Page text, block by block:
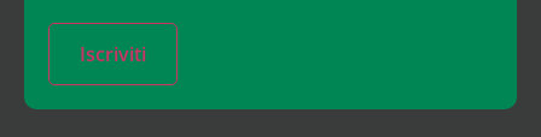
Iscriviti